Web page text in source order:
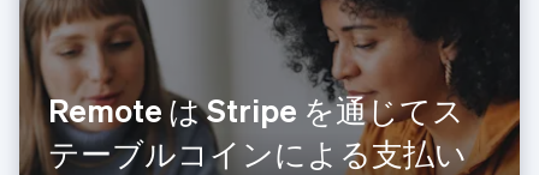
Remote は Stripe を通じてス
テーブルコインによる支払い
DeutschEnglish
オランダ
Nederlands English
カナダ
EnglishFrançais
キプロス
English